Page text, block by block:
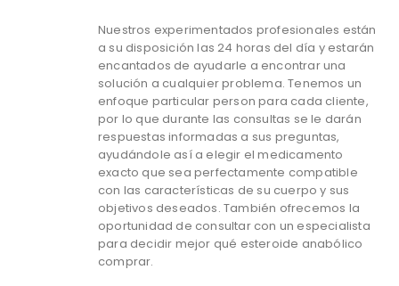
Nuestros experimentados profesionales están
a su disposición las 24 horas del día y estarán
encantados de ayudarle a encontrar una
solución a cualquier problema. Tenemos un
enfoque particular person para cada cliente,
por lo que durante las consultas se le darán
respuestas informadas a sus preguntas,
ayudándole así a elegir el medicamento
exacto que sea perfectamente compatible
con las características de su cuerpo y sus
objetivos deseados. También ofrecemos la
oportunidad de consultar con un especialista
para decidir mejor qué esteroide anabólico
comprar.